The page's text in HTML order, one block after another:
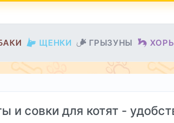
ЩЕНКИ ГРЫЗУНЫ
и совки для котят -